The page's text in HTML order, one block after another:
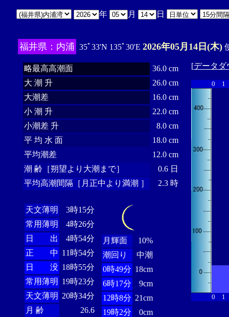
年 月 日
福井県：内浦 35ﾟ33'N 135ﾟ30'E 2026年05月14日(木)
略最高高潮面
36.0 cm
大 潮 升
26.0 cm
大潮差
16.0 cm
小 潮 升
22.0 cm
小潮差 升
8.0 cm
平 均 水 面
18.0 cm
平均潮差
12.0 cm
潮 齢［朔望より大潮まで］
0.6 日
平均高潮間隔［月正中より満潮 ］
2.3 時
天文薄明
3時15分
常用薄明
4時26分
日 出
4時54分
正 中 11時54分
日 没 18時55分
常用薄明 19時23分
天文薄明 20時34分
月 齢
26.6
月輝面
10%
潮回り
中潮
0時49分 18cm
6時17分
9cm
12時8分 21cm
19時2分
0cm
[データダ
0 1
0 1